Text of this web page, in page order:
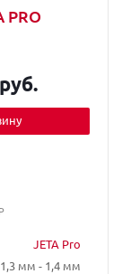
PRO
JETA Pro
1,3 мм - 1,4 мм